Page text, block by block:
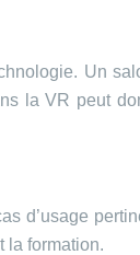
Un
la VR peut
d’usage
la formation.